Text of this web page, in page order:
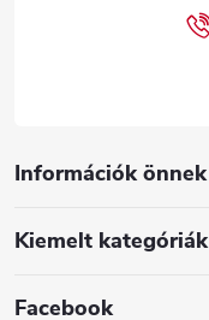
Információk önnek
Kiemelt kategóriák
Facebook